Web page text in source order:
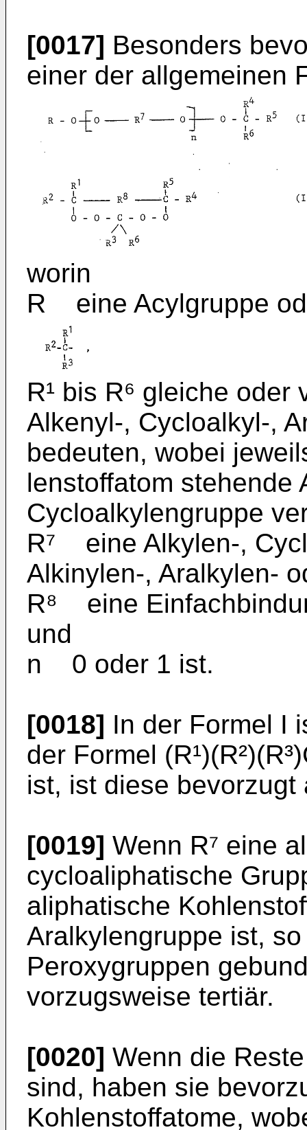
[0017] Besonders
einer der allgemeinen
worin
R eine Acylgruppe
R¹ bis R⁶ gleiche
Alkenyl-, Cycloalkyl-,
bedeuten, wobei
lenstoffatom stehende
Cycloalkylengruppe
R⁷ eine Alkylen-,
Alkinylen-, Aralkylen-
R⁸ eine
und
n 0 oder 1 ist.
[0018] In der Formel I
der Formel
ist, ist diese bevorzugt
[0019] Wenn R⁷ eine
cycloaliphatische
aliphatische
Aralkylengruppe ist,
Peroxygruppen
vorzugsweise tertiär.
[0020] Wenn die
sind, haben sie
Kohlenstoffatome,